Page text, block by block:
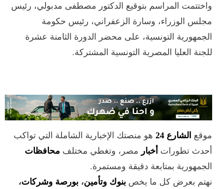
واختتمت المراسم بتوقيع الدكتور مصطفى مدبولي، رئيس
مجلس الوزراء، وسارة الزعفراني، رئيس حكومة
الجمهورية التونسية، على محضر الدورة الثامنة عشرة
للجنة العليا المصرية التونسية المشتركة.
موقع الشارع 24
هو منصتك الإخبارية الشاملة التي تواكب
أحدث تطورات أخبار مصر، وتغطي مختلف محافظات
الجمهورية بمتابعة دقيقة ومستمرة.
نهتم بعرض كل ما يخص بنوك وتأمين، بورصة وشركات،